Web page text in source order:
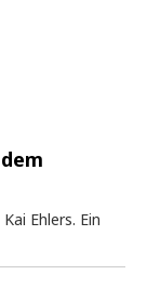
Ehlers. Ein